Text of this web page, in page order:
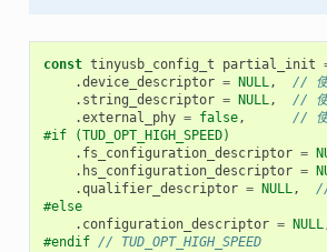
const tinyusb_config_t partial_init
.device_descriptor = NULL,
// 使
. string_descriptor = NULL,
// 使
.external_phy = false,
// 使
#if (TUD_OPT_HIGH_SPEED)
. fs_configuration_descriptor =
. hs_configuration_descriptor =
.qualifier_descriptor = NULL,
//
#else
. configuration_descriptor = NULL
#endif // TUD_OPT_HIGH_SPEED